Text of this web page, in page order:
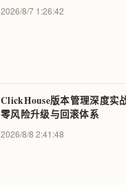
2026/8/7 1:26:42
ClickHouse版本管理深度实
零风险升级与回滚体系
2026/8/8 2:41:48